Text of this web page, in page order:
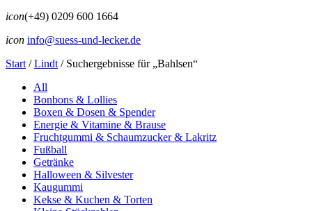
icon(+49) 0209 600 1664
icon info@suess-und-lecker.de
Start / Lindt /Suchergebnisse für „Bahlsen“
All
Bonbons & Lollies
Boxen & Dosen & Spender
Energie & Vitamine & Brause
Fruchtgummi & Schaumzucker & Lakritz
Fußball
Getränke
Halloween & Silvester
Kaugummi
Kekse & Kuchen & Torten